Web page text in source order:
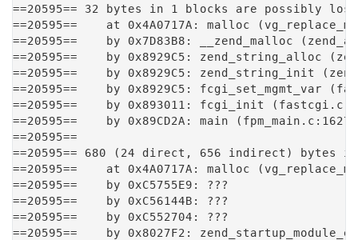
==20595== 32 bytes in 1 blocks are possibly
==20595==    at 0x4A0717A: malloc
==20595==    by 0x7D83B8: __zend_malloc
==20595==    by 0x8929C5: zend_string_alloc
==20595==    by 0x8929C5: zend_string_init
==20595==    by 0x8929C5: fcgi_set_mgmt_var
==20595==    by 0x893011: fcgi_init
==20595==    by 0x89CD2A: main (fpm_main.c:1627)
==20595==
==20595== 680 (24 direct, 656 indirect) bytes
==20595==    at 0x4A0717A: malloc
==20595==    by 0xC5755E9: ???
==20595==    by 0xC56144B: ???
==20595==    by 0xC552704: ???
==20595==    by 0x8027F2: